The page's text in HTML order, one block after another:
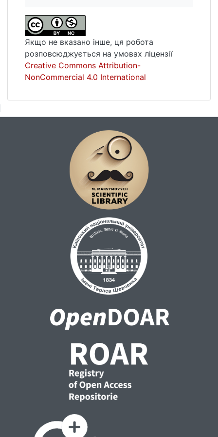
Якщо не вказано інше, ця робота
розповсюджується на умовах ліцензії
Creative Commons Attribution-
NonCommercial 4.0 International